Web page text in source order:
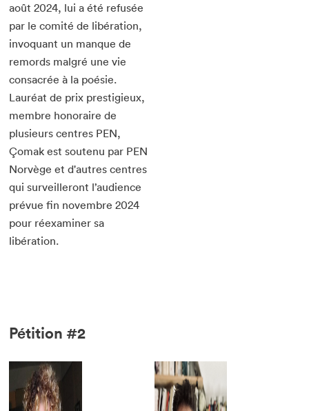
août 2024, lui a été refusée
par le comité de libération,
invoquant un manque de
remords malgré une vie
consacrée à la poésie.
Lauréat de prix prestigieux,
membre honoraire de
plusieurs centres PEN,
Çomak est soutenu par PEN
Norvège et d'autres centres
qui surveilleront l’audience
prévue fin novembre 2024
pour réexaminer sa
libération.
Pétition #2